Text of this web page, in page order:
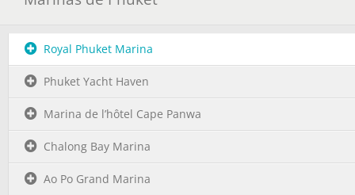
Royal Phuket Marina
Phuket Yacht Haven
Marina de l’hôtel Cape Panwa
Chalong Bay Marina
Ao Po Grand Marina